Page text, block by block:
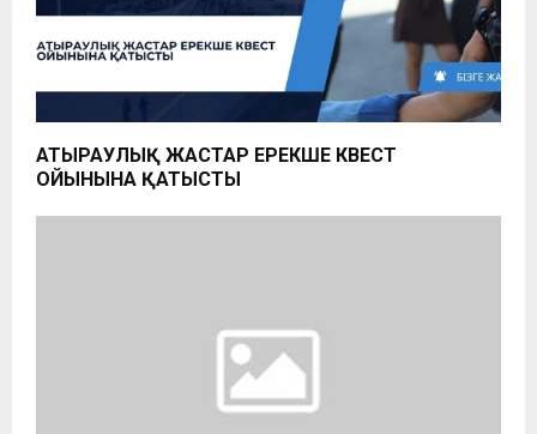
АТЫРАУЛЫҚ ЖАСТАР ЕРЕКШЕ КВЕСТ
ОЙЫНЫНА ҚАТЫСТЫ